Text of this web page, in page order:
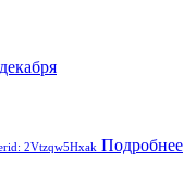
2Vtzqw5Hxak Подробнее